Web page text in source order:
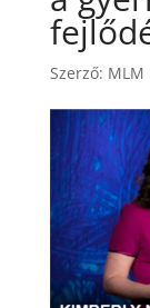
Szerző: MLM